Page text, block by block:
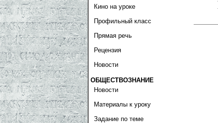
Кино на уроке
Профильный класс
Прямая речь
Рецензия
Новости
ОБЩЕСТВОЗНАНИЕ
Новости
Материалы к уроку
Задание по теме